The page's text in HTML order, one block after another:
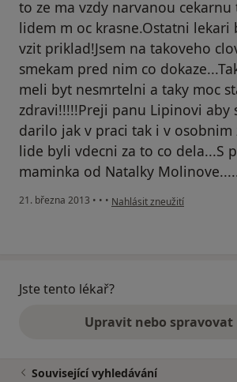
to ze ma vzdy narvanou cekarnu
lidem m oc krasne.Ostatni lekari
vzit priklad!Jsem na takoveho
smekam pred nim co
meli byt nesmrtelni a taky moc
zdravi!!!!!Preji panu Lipinovi aby
darilo jak v praci tak i v osobnim
lide byli vdecni za to co dela...S
maminka od Natalky
21. března 2013 • • • podle názoru uživatele Váš
Nahlásit zneužití
Jste tento lékař?
Upravit nebo
Související vyhledávání